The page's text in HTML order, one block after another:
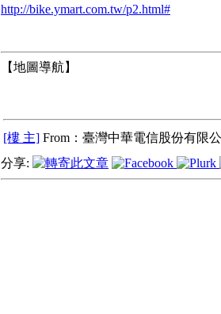
http://bike.ymart.com.tw/p2.html#
【地圖導航】
[樓 主] From：臺灣中華電信股份有限
分享: